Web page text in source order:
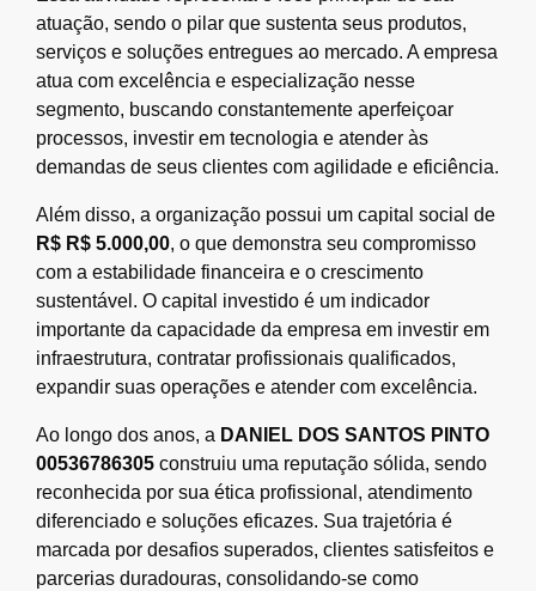
atuação, sendo o pilar que sustenta seus produtos,
serviços e soluções entregues ao mercado. A empresa
atua com excelência e especialização nesse
segmento, buscando constantemente aperfeiçoar
processos, investir em tecnologia e atender às
demandas de seus clientes com agilidade e eficiência.
Além disso, a organização possui um capital social de
R$ R$ 5.000,00, o que demonstra seu compromisso
com a estabilidade financeira e o crescimento
sustentável. O capital investido é um indicador
importante da capacidade da empresa em investir em
infraestrutura, contratar profissionais qualificados,
expandir suas operações e atender com excelência.
Ao longo dos anos, a DANIEL DOS SANTOS PINTO
00536786305 construiu uma reputação sólida, sendo
reconhecida por sua ética profissional, atendimento
diferenciado e soluções eficazes. Sua trajetória é
marcada por desafios superados, clientes satisfeitos e
parcerias duradouras, consolidando-se como